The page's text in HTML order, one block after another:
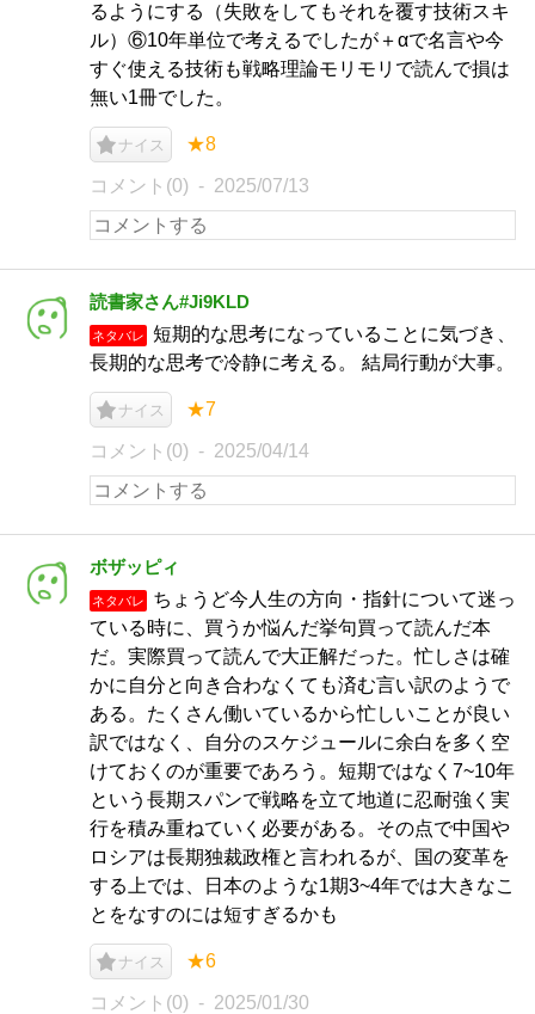
るようにする（失敗をしてもそれを覆す技術スキ
ル）⑥10年単位で考えるでしたが＋αで名言や今
すぐ使える技術も戦略理論モリモリで読んで損は
無い1冊でした。
ナイス ★8
コメント(0) 2025/07/13
読書家さん#Ji9KLD
ネタバレ
短期的な思考になっていることに気づき、
長期的な思考で冷静に考える。 結局行動が大事。
ナイス ★7
コメント(0) 2025/04/14
ボザッピィ
ネタバレ
ちょうど今人生の方向・指針について迷っ
ている時に、買うか悩んだ挙句買って読んだ本
だ。実際買って読んで大正解だった。忙しさは確
かに自分と向き合わなくても済む言い訳のようで
ある。たくさん働いているから忙しいことが良い
訳ではなく、自分のスケジュールに余白を多く空
けておくのが重要であろう。短期ではなく7~10年
という長期スパンで戦略を立て地道に忍耐強く実
行を積み重ねていく必要がある。その点で中国や
ロシアは長期独裁政権と言われるが、国の変革を
する上では、日本のような1期3~4年では大きなこ
とをなすのには短すぎるかも
ナイス ★6
コメント(0) 2025/01/30